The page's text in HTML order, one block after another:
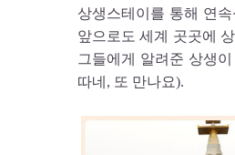
상생스테이를 통해 연
앞으로도 세계 곳곳에
그들에게 알려준 상생
따네, 또 만나요).